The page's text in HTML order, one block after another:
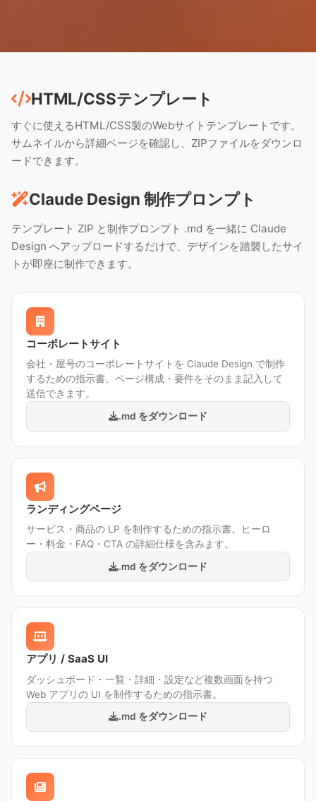
HTML/CSSテンプレート
すぐに使えるHTML/CSS製のWebサイトテンプレートです。
サムネイルから詳細ページを確認し、ZIPファイルをダウンロ
ードできます。
Claude Design 制作プロンプト
テンプレート ZIP と制作プロンプト .md を一緒に Claude
Design へアップロードするだけで、デザインを踏襲したサイ
トが即座に制作できます。
コーポレートサイト
会社・屋号のコーポレートサイトを Claude Design で制作
するための指示書。ページ構成・要件をそのまま記入して
送信できます。
.md をダウンロード
ランディングページ
サービス・商品の LP を制作するための指示書。ヒーロ
ー・料金・FAQ・CTA の詳細仕様を含みます。
.md をダウンロード
アプリ / SaaS UI
ダッシュボード・一覧・詳細・設定など複数画面を持つ
Web アプリの UI を制作するための指示書。
.md をダウンロード